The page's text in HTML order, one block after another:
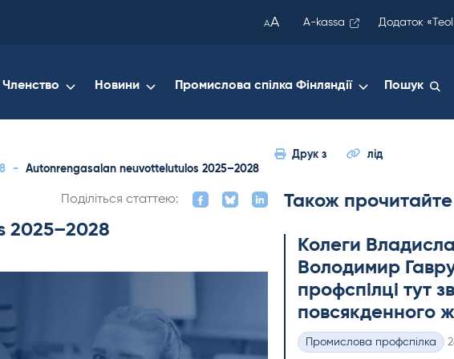
AA A-kassa Додаток
Членство Новини Промислова спілка Фінляндії Пошук
- Autonrengasalan neuvottelutulos 2025–2028
Друк з лід
Поділіться статтею:
2025–2028
Також прочитайте
Колеги
Володимир
профспілці тут
повсякденного
Категорії
Промислова профспілка
your
clipboard.)